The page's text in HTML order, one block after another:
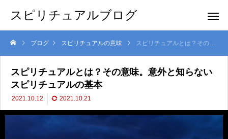
スピリチュアルブログ
ブログ スピリチュアルの意味 スピリチュアルとは？その意味。意外と知らないスピリチュアルの基本
スピリチュアルとは？その意味。意外と知らない
スピリチュアルの基本
2021.10.12 2021.10.21